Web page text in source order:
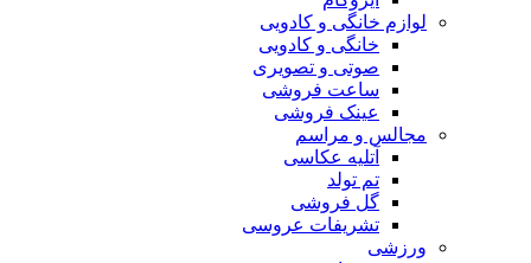
لوازم خانگی و کادویی
خانگی و کادویی
صوتی و تصویری
ساعت فروشی
عینک فروشی
مجالس و مراسم
آتلیه عکاسی
تم تولد
گل فروشی
تشریفات عروسی
ورزشی